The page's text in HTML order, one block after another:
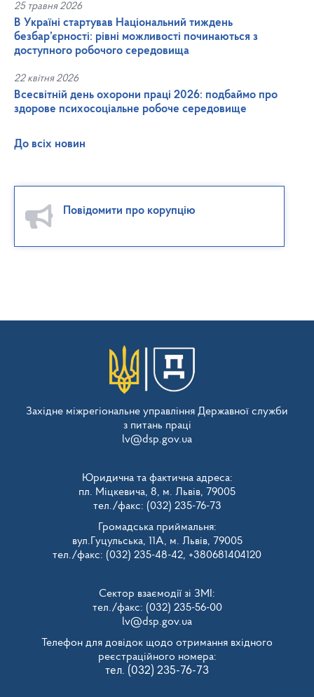
25 травня 2026
В Україні стартував Національний тиждень
безбар’єрності: рівні можливості починаються з
доступного робочого середовища
22 квітня 2026
Всесвітній день охорони праці 2026: подбаймо про
здорове психосоціальне робоче середовище
До всіх новин
Повідомити про корупцію
Західне міжрегіональне управління Державної служби
з питань праці
lv@dsp.gov.ua
Юридична та фактична адреса:
пл. Міцкевича, 8, м. Львів, 79005
тел./факс: (032) 235-76-73
Громадська приймальня:
вул.Гуцульська, 11А, м. Львів, 79005
тел./факс: (032) 235-48-42, +380681404120
Сектор взаємодії зі ЗМІ:
тел./факс: (032) 235-56-00
lv@dsp.gov.ua
Телефон для довідок щодо отримання вхідного
реєстраційного номера:
тел. (032) 235-76-73